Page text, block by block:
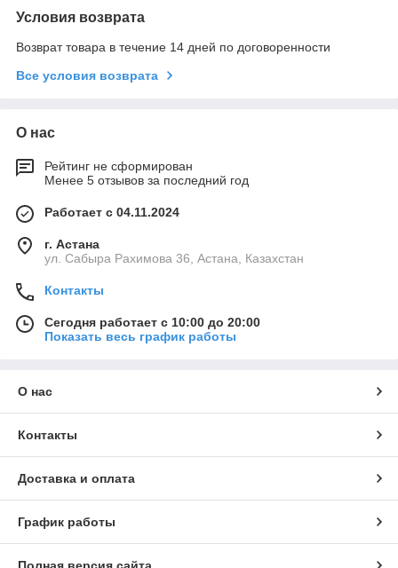
Условия возврата
Возврат товара в течение 14 дней по договоренности
Все условия возврата
О нас
Рейтинг не сформирован
Менее 5 отзывов за последний год
Работает с 04.11.2024
г. Астана
ул. Сабыра Рахимова 36, Астана, Казахстан
Контакты
Сегодня работает с 10:00 до 20:00
Показать весь график работы
О нас
Контакты
Доставка и оплата
График работы
Полная версия сайта